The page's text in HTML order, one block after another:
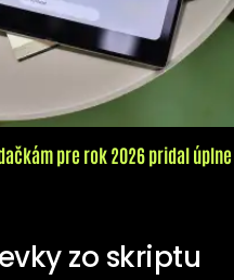
pre rok 2026 pridal úplne
zo skriptu